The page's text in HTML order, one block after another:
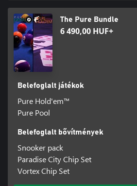
The Pure Bundle
6 490,00 HUF+
Belefoglalt játékok
Pure Hold'em™
Pure Pool
Belefoglalt bővítmények
Snooker pack
Paradise City Chip Set
Vortex Chip Set